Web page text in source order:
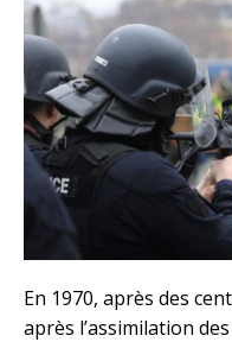
En 1970, après des
après l’assimilation